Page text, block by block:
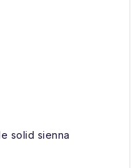
solid sienna